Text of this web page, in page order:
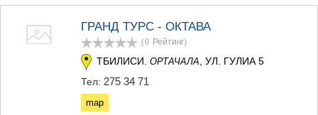
ТЕЛАВИ
ЛАГОДЕХИ
САГАРЕДЖО
ГРАНД ТУРС - ОКТАВА
(0 Рейтинг)
ТБИЛИСИ. ОРТАЧАЛА , УЛ. ГУЛИА 5
Тел: 275 34 71
map